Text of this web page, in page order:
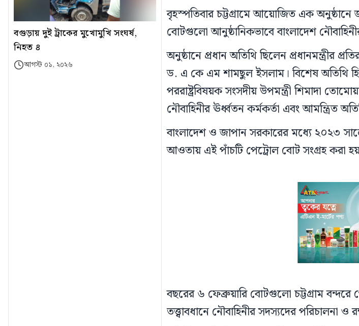
বগুড়ায় দুই ট্রাকের মুখোমুখি সংঘর্ষ,
নিহত ৪
আগস্ট ০১, ২০২৬
বৃহস্পতিবার চট্টগ্রামে আয়োজিত এক
বোটগুলো আনুষ্ঠানিকভাবে বাংলাদেশ
অনুষ্ঠানে প্রধান অতিথি ছিলেন প্রধানমন্ত্রীর
ড. এ কে এম শামছুল ইসলাম। বিশেষ অতিথি
পররাষ্ট্রবিষয়ক সংসদীয় উপমন্ত্রী শিমাদা
নৌবাহিনীর ঊর্ধ্বতন কর্মকর্তা এবং আমন্ত্রিত
বাংলাদেশ ও জাপান সরকারের মধ্যে ২০২৩
আওতায় এই পাঁচটি পেট্রোল বোট সংগ্রহ করা
বছরের ৬ ফেব্রুয়ারি বোটগুলো চট্টগ্রাম বন্দরে
তত্ত্বাবধানে নৌবাহিনীর সদস্যদের পরিচালনা ও